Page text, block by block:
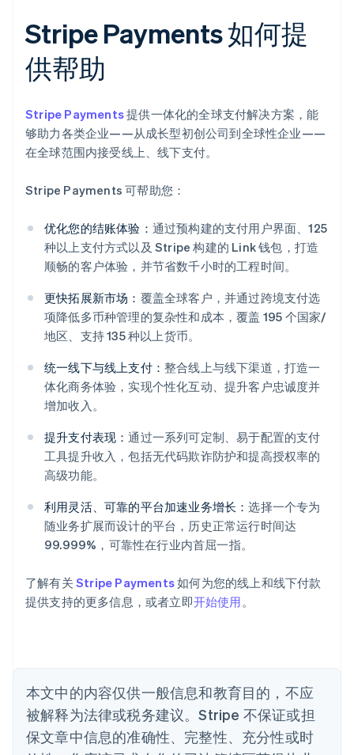
Stripe Payments 如何提
供帮助
Stripe Payments提供一体化的全球支付解决方案，能
够助力各类企业——从成长型初创公司到全球性企业——
在全球范围内接受线上、线下支付。
Stripe Payments 可帮助您：
优化您的结账体验： 通过预构建的支付用户界面、125
种以上支付方式以及 Stripe 构建的 Link 钱包，打造
顺畅的客户体验，并节省数千小时的工程时间。
更快拓展新市场： 覆盖全球客户，并通过跨境支付选
项降低多币种管理的复杂性和成本，覆盖 195 个国家/
地区、支持 135 种以上货币。
统一线下与线上支付： 整合线上与线下渠道，打造一
体化商务体验，实现个性化互动、提升客户忠诚度并
增加收入。
提升支付表现：通过一系列可定制、易于配置的支付
工具提升收入，包括无代码欺诈防护和提高授权率的
高级功能。
利用灵活、可靠的平台加速业务增长：选择一个专为
随业务扩展而设计的平台，历史正常运行时间达
99.999%，可靠性在行业内首屈一指。
了解有关 Stripe Payments如何为您的线上和线下付款
提供支持的更多信息，或者立即开始使用。
本文中的内容仅供一般信息和教育目的，不应
被解释为法律或税务建议。Stripe 不保证或担
保文章中信息的准确性、完整性、充分性或时
English
爱尔兰
English
English
奥地利
Deutsch English
澳大利亚
巴西
PortuguêsEnglish
English
丹麦
English
德国